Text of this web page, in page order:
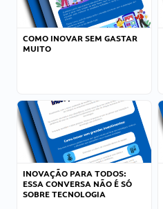
COMO INOVAR SEM GASTAR
MUITO
INOVAÇÃO PARA TODOS:
ESSA CONVERSA NÃO É SÓ
SOBRE TECNOLOGIA